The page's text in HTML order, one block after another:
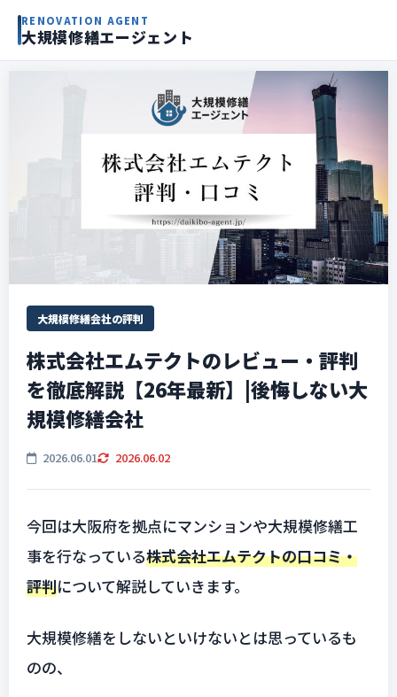
RENOVATION AGENT
大規模修繕エージェント
大規模修繕会社の評判
株式会社エムテクトのレビュー・評判
を徹底解説【26年最新】|後悔しない大
規模修繕会社
2026.06.01 2026.06.02
今回は大阪府を拠点にマンションや大規模修繕工
事を行なっている株式会社エムテクトの口コミ・
評判について解説していきます。
大規模修繕をしないといけないとは思っているも
のの、